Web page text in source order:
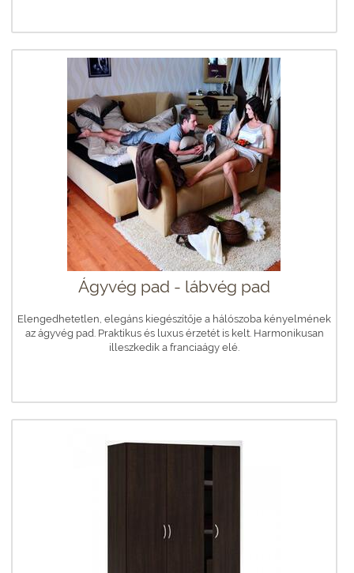
Ágyvég pad - lábvég pad
Elengedhetetlen, elegáns kiegészítője a hálószoba kényelmének
az ágyvég pad. Praktikus és luxus érzetét is kelt. Harmonikusan
illeszkedik a franciaágy elé.